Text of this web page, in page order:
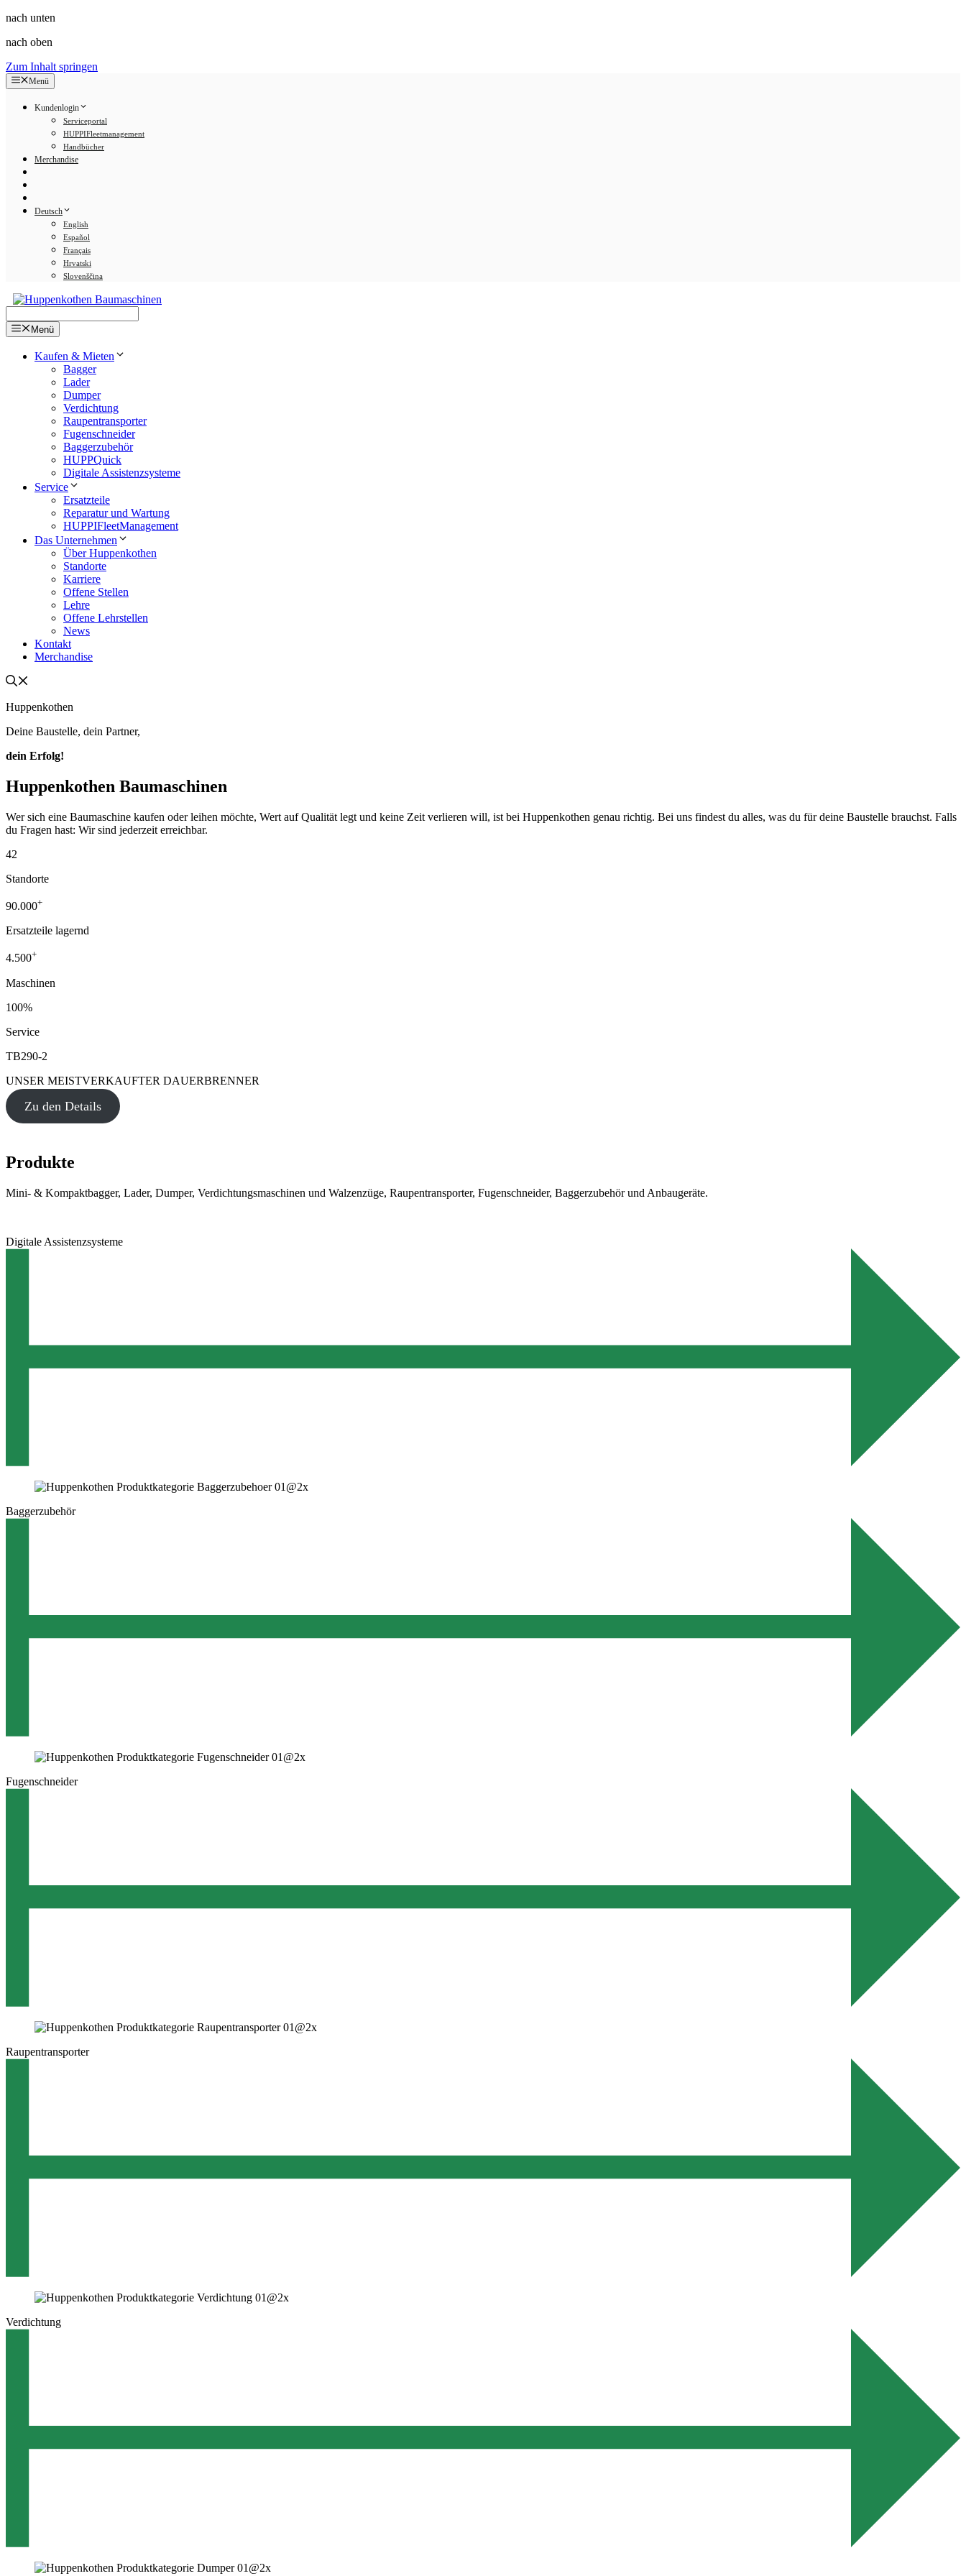
nach unten
nach oben
Zum Inhalt springen
Menü
Kundenlogin
Serviceportal
HUPPIFleetmanagement
Handbücher
Merchandise
Deutsch
English
Español
Français
Hrvatski
Slovenščina
Menü
Kaufen & Mieten
Bagger
Lader
Dumper
Verdichtung
Raupentransporter
Fugenschneider
Baggerzubehör
HUPPQuick
Digitale Assistenzsysteme
Service
Ersatzteile
Reparatur und Wartung
HUPPIFleetManagement
Das Unternehmen
Über Huppenkothen
Standorte
Karriere
Offene Stellen
Lehre
Offene Lehrstellen
News
Kontakt
Merchandise
Huppenkothen
Deine Baustelle, dein Partner,
dein Erfolg!
Huppenkothen Baumaschinen
Wer sich eine Baumaschine kaufen oder leihen möchte, Wert auf Qualität legt und keine Zeit verlieren will, ist bei Huppenkothen genau richtig. Bei uns findest du alles, was du für deine Baustelle brauchst. Falls
du Fragen hast: Wir sind jederzeit erreichbar.
42
Standorte
90.000+
Ersatzteile lagernd
4.500+
Maschinen
100%
Service
TB290-2
UNSER MEISTVERKAUFTER DAUERBRENNER
Zu den Details
Produkte
Mini- & Kompaktbagger, Lader, Dumper, Verdichtungsmaschinen und Walzenzüge, Raupentransporter, Fugenschneider, Baggerzubehör und Anbaugeräte.
Digitale Assistenzsysteme
Baggerzubehör
Fugenschneider
Raupentransporter
Verdichtung